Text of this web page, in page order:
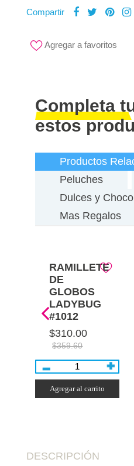
Compartir
Agregar a favoritos
Completa
estos
Productos
Peluches
Dulces y
Mas Regalos
RAMILLETE
DE
GLOBOS
LADYBUG
#1012
$310.00
$359.60
Agregar al carrito
DESCRIPCIÓN